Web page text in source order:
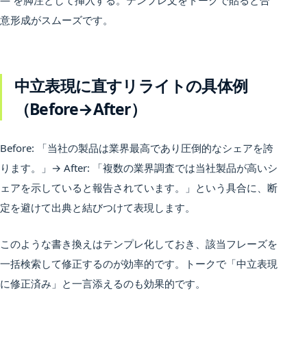
意形成がスムーズです。
中立表現に直すリライトの具体例
（Before→After）
Before: 「当社の製品は業界最高であり圧倒的なシェアを誇
ります。」→ After: 「複数の業界調査では当社製品が高いシ
ェアを示していると報告されています。」という具合に、断
定を避けて出典と結びつけて表現します。
このような書き換えはテンプレ化しておき、該当フレーズを
一括検索して修正するのが効率的です。トークで「中立表現
に修正済み」と一言添えるのも効果的です。